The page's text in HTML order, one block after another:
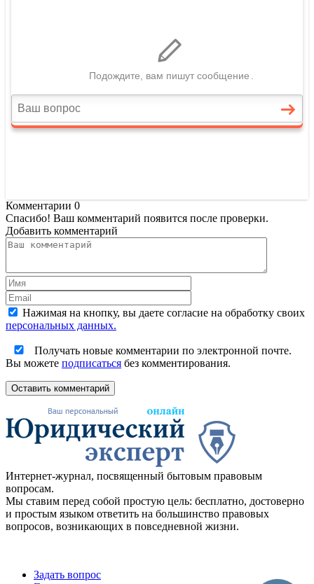
Комментарии 0
Спасибо! Ваш комментарий появится после проверки.
Добавить комментарий
Нажимая на кнопку, вы даете согласие на обработку своих
персональных данных.
Получать новые комментарии по электронной почте.
Вы можете подписаться без комментирования.
Оставить комментарий
Интернет-журнал, посвященный бытовым правовым
вопросам.
Мы ставим перед собой простую цель: бесплатно, достоверно
и простым языком ответить на большинство правовых
вопросов, возникающих в повседневной жизни.
Задать вопрос